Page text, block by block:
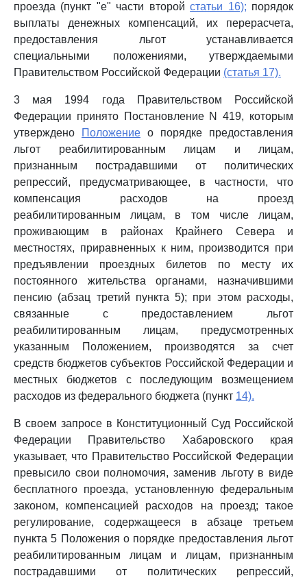
проезда (пункт "е" части второйстатьи 16); порядок
выплаты денежных компенсаций, их перерасчета,
предоставления льгот устанавливается
специальными положениями, утверждаемыми
Правительством Российской Федерации (статья 17).
3 мая 1994 года Правительством Российской
Федерации принято Постановление N 419, которым
утверждено
Положение о порядке предоставления
льгот реабилитированным лицам и лицам,
признанным пострадавшими от политических
репрессий, предусматривающее, в частности, что
компенсация расходов на проезд
реабилитированным лицам, в том числе лицам,
проживающим в районах Крайнего Севера и
местностях, приравненных к ним, производится при
предъявлении проездных билетов по месту их
постоянного жительства органами, назначившими
пенсию (абзац третий пункта 5); при этом расходы,
связанные с предоставлением льгот
реабилитированным лицам, предусмотренных
указанным Положением, производятся за счет
средств бюджетов субъектов Российской Федерации и
местных бюджетов с последующим возмещением
расходов из федерального бюджета (пункт 14).
В своем запросе в Конституционный Суд Российской
Федерации Правительство Хабаровского края
указывает, что Правительство Российской Федерации
превысило свои полномочия, заменив льготу в виде
бесплатного проезда, установленную федеральным
законом, компенсацией расходов на проезд; такое
регулирование, содержащееся в абзаце третьем
пункта 5 Положения о порядке предоставления льгот
реабилитированным лицам и лицам, признанным
пострадавшими от политических репрессий,